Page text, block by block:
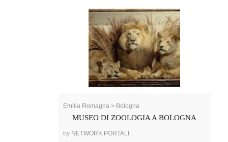
Emilia Romagna > Bologna
MUSEO DI ZOOLOGIA A BOLOGNA
by NETWORK PORTALI